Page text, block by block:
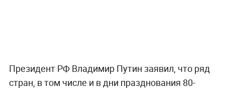
Президент РФ Владимир Путин заявил, что ряд
стран, в том числе и в дни празднования 80-